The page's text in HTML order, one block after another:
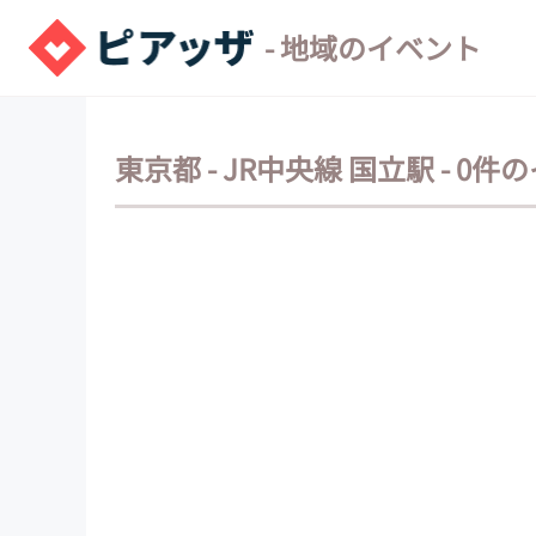
- 地域のイベント
東京都 - JR中央線 国立駅 - 0件